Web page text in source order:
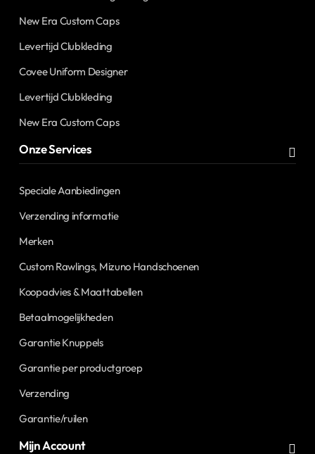
New Era Custom Caps
Levertijd Clubkleding
Covee Uniform Designer
Levertijd Clubkleding
New Era Custom Caps
Onze Services
Speciale Aanbiedingen
Verzending informatie
Merken
Custom Rawlings, Mizuno Handschoenen
Koopadvies & Maattabellen
Betaalmogelijkheden
Garantie Knuppels
Garantie per productgroep
Verzending
Garantie/ruilen
Mijn Account